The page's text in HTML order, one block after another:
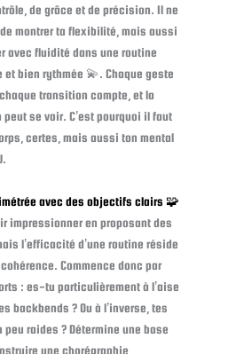
de grâce et de précision. Il ne
montrer ta flexibilité, mais aussi
avec fluidité dans une routine
bien rythmée 💫. Chaque geste
transition compte, et la
se voir. C’est pourquoi il faut
certes, mais aussi ton mental
avec des objectifs clairs 🧩
impressionner en proposant des
l’efficacité d’une routine réside
Commence donc par
: es-tu particulièrement à l’aise
backbends ? Ou à l’inverse, tes
raides ? Détermine une base
une chorégraphie